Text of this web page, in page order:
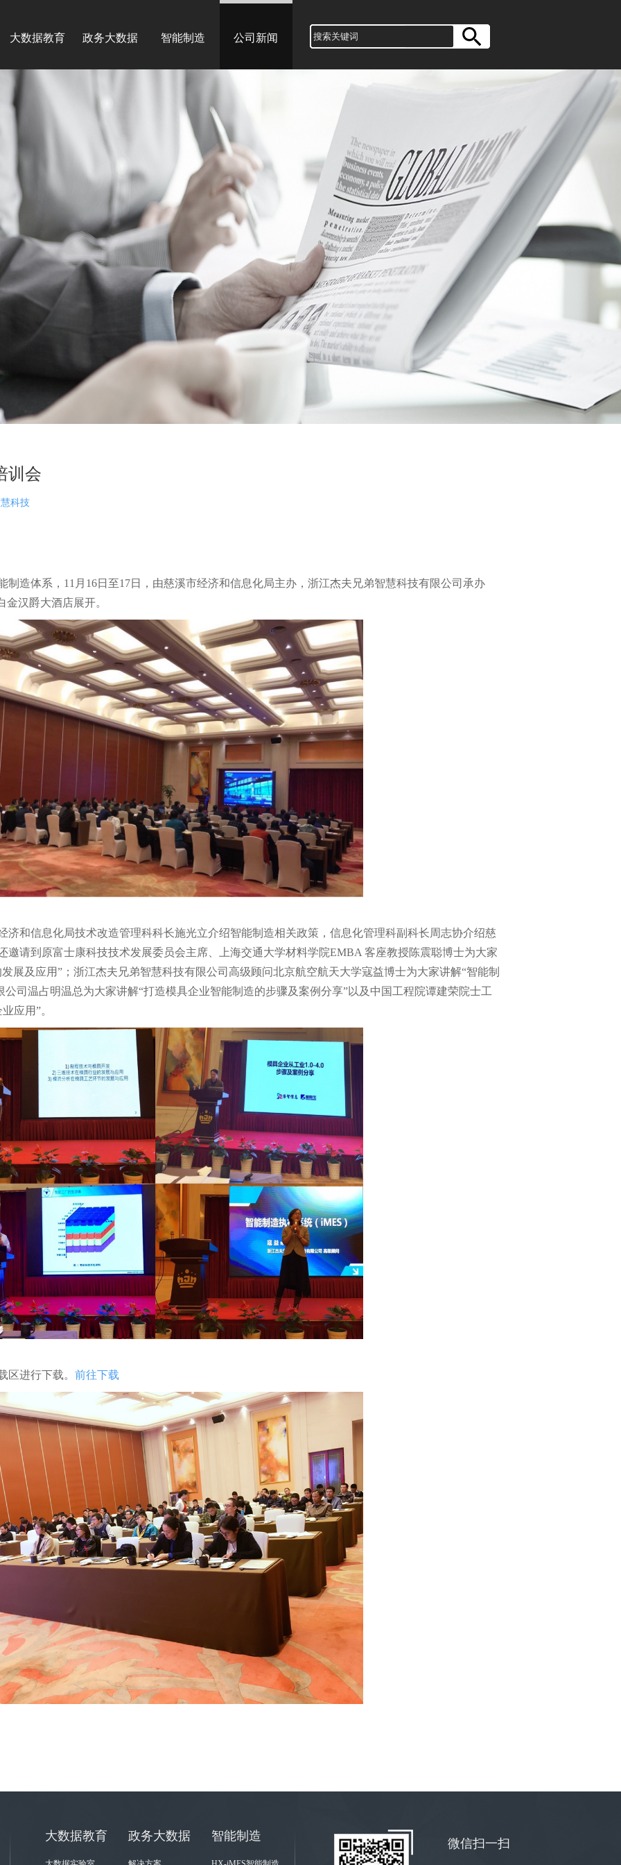
大数据教育 政务大数据 智能制造 公司新闻
训会
科技
制造体系，11月16日至17日，由慈溪市经济和信息化局主办，浙江杰夫兄弟智慧科技有限公司承办
汉爵大酒店展开。
济和信息化局技术改造管理科科长施光立介绍智能制造相关政策，信息化管理科副科长周志协介绍慈
邀请到原富士康科技技术发展委员会主席、上海交通大学材料学院EMBA 客座教授陈震聪博士为大家
展及应用”；浙江杰夫兄弟智慧科技有限公司高级顾问北京航空航天大学寇益博士为大家讲解“智能制
司温占明温总为大家讲解“打造模具企业智能制造的步骤及案例分享”以及中国工程院谭建荣院士工
应用”。
区进行下载。 前往下载
大数据教育 政务大数据 智能制造
微信扫一扫